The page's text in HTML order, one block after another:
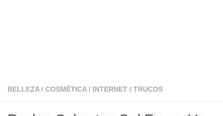
BELLEZA / COSMÉTICA / INTERNET / TRUCOS